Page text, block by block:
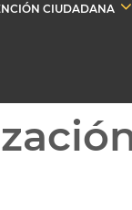
CIUDADANA